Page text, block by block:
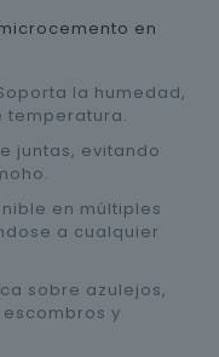
en
la humedad,
temperatura.
juntas, evitando
en múltiples
a cualquier
sobre azulejos,
y